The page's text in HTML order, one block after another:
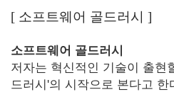
[ 소프트웨어 골드러시 ]
소프트웨어 골드러시
저자는 혁신적인 기술이 출현
드러시'의 시작으로 본다고